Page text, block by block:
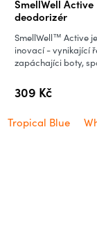
SmellWell Active
deodorizér
309 Kč
SmellWell™ Active
inovací - vynikající
zapáchajíci boty,
Tropical Blue